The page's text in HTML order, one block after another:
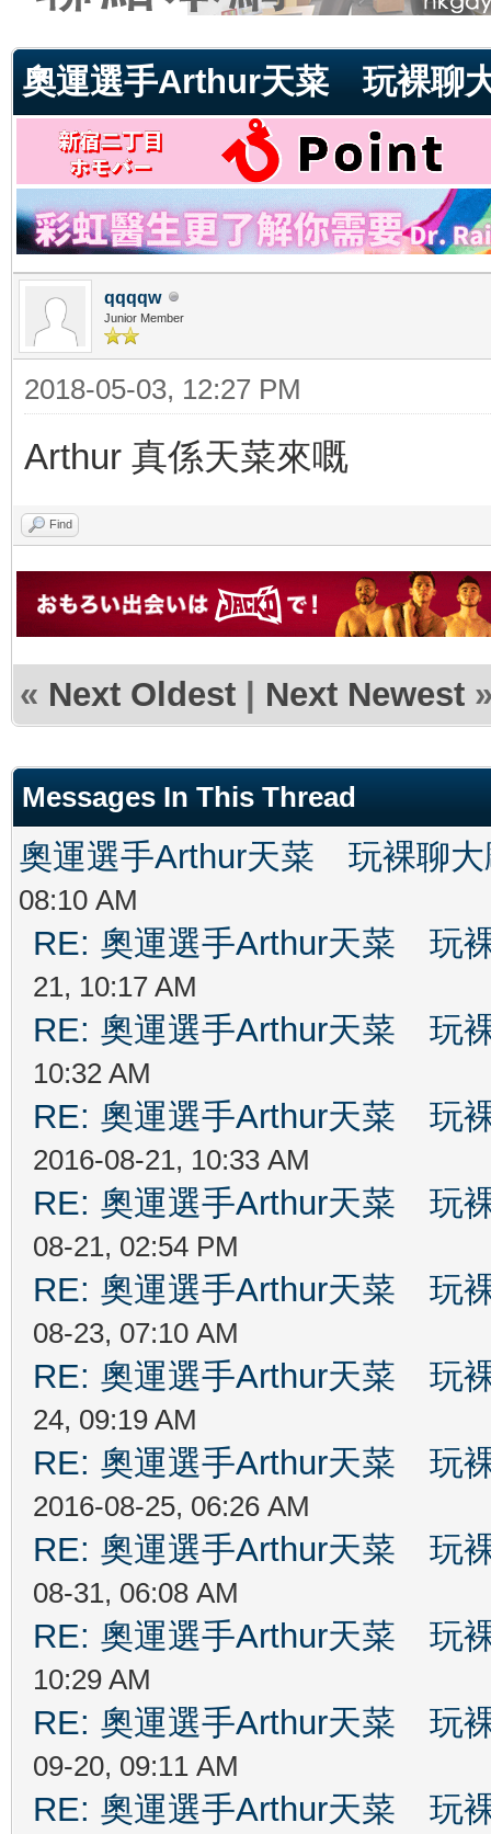
奧運選手Arthur天菜 玩裸聊
qqqqw
Junior Member
2018-05-03, 12:27 PM
Arthur 真係天菜來嘅
Find
« Next Oldest | Next Newest
Messages In This Thread
奧運選手Arthur天菜 玩裸聊大
08:10 AM
RE: 奧運選手Arthur天菜 玩
21, 10:17 AM
RE: 奧運選手Arthur天菜 玩
10:32 AM
RE: 奧運選手Arthur天菜 玩
2016-08-21, 10:33 AM
RE: 奧運選手Arthur天菜 玩
08-21, 02:54 PM
RE: 奧運選手Arthur天菜 玩
08-23, 07:10 AM
RE: 奧運選手Arthur天菜 玩
24, 09:19 AM
RE: 奧運選手Arthur天菜 玩
2016-08-25, 06:26 AM
RE: 奧運選手Arthur天菜 玩
08-31, 06:08 AM
RE: 奧運選手Arthur天菜 玩
10:29 AM
RE: 奧運選手Arthur天菜 玩
09-20, 09:11 AM
RE: 奧運選手Arthur天菜 玩